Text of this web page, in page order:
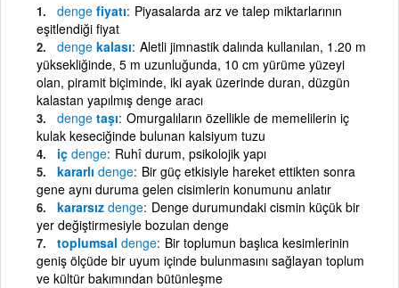
denge fiyatı Piyasalarda arz ve talep miktarlarının
eşitlendiği fiyat
denge kalası Aletli jimnastik dalında kullanılan, 1.20 m
yüksekliğinde, 5 m uzunluğunda, 10 cm yürüme yüzeyi
olan, piramit biçiminde, iki ayak üzerinde duran, düzgün
kalastan yapılmış denge aracı
denge taşı Omurgalıların özellikle de memelilerin iç
kulak keseciğinde bulunan kalsiyum tuzu
iç denge Ruhî durum, psikolojik yapı
kararlı denge Bir güç etkisiyle hareket ettikten sonra
gene aynı duruma gelen cisimlerin konumunu anlatır
kararsız denge Denge durumundaki cismin küçük bir
yer değiştirmesiyle bozulan denge
toplumsal denge Bir toplumun başlıca kesimlerinin
geniş ölçüde bir uyum içinde bulunmasını sağlayan toplum
ve kültür bakımından bütünleşme